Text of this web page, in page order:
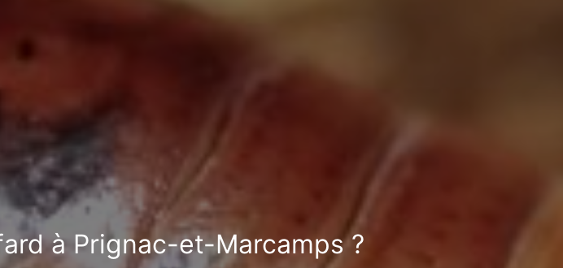
à Prignac-et-Marcamps ?